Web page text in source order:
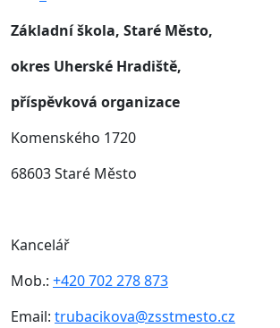
Základní škola, Staré Město,
okres Uherské Hradiště,
příspěvková organizace
Komenského 1720
68603 Staré Město
Kancelář
Mob.: +420 702 278 873
Email: trubacikova@zsstmesto.cz